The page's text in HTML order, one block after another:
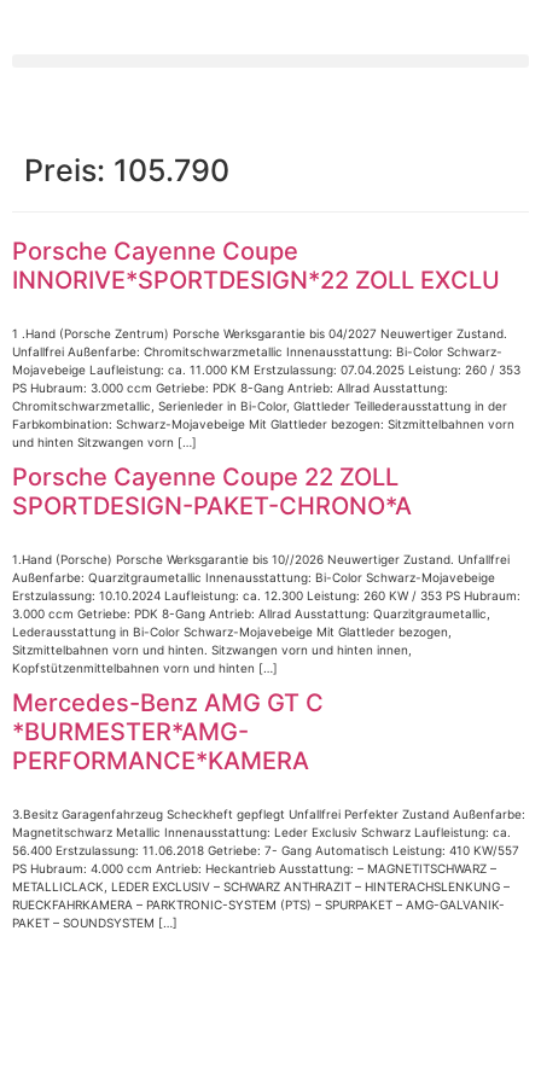
Preis: 105.790
Porsche Cayenne Coupe
INNORIVE*SPORTDESIGN*22 ZOLL EXCLU
1 .Hand (Porsche Zentrum) Porsche Werksgarantie bis 04/2027 Neuwertiger Zustand.
Unfallfrei Außenfarbe: Chromitschwarzmetallic Innenausstattung: Bi-Color Schwarz-
Mojavebeige Laufleistung: ca. 11.000 KM Erstzulassung: 07.04.2025 Leistung: 260 / 353
PS Hubraum: 3.000 ccm Getriebe: PDK 8-Gang Antrieb: Allrad Ausstattung:
Chromitschwarzmetallic, Serienleder in Bi-Color, Glattleder Teillederausstattung in der
Farbkombination: Schwarz-Mojavebeige Mit Glattleder bezogen: Sitzmittelbahnen vorn
und hinten Sitzwangen vorn […]
Porsche Cayenne Coupe 22 ZOLL
SPORTDESIGN-PAKET-CHRONO*A
1.Hand (Porsche) Porsche Werksgarantie bis 10//2026 Neuwertiger Zustand. Unfallfrei
Außenfarbe: Quarzitgraumetallic Innenausstattung: Bi-Color Schwarz-Mojavebeige
Erstzulassung: 10.10.2024 Laufleistung: ca. 12.300 Leistung: 260 KW / 353 PS Hubraum:
3.000 ccm Getriebe: PDK 8-Gang Antrieb: Allrad Ausstattung: Quarzitgraumetallic,
Lederausstattung in Bi-Color Schwarz-Mojavebeige Mit Glattleder bezogen,
Sitzmittelbahnen vorn und hinten. Sitzwangen vorn und hinten innen,
Kopfstützenmittelbahnen vorn und hinten […]
Mercedes-Benz AMG GT C
*BURMESTER*AMG-
PERFORMANCE*KAMERA
3.Besitz Garagenfahrzeug Scheckheft gepflegt Unfallfrei Perfekter Zustand Außenfarbe:
Magnetitschwarz Metallic Innenausstattung: Leder Exclusiv Schwarz Laufleistung: ca.
56.400 Erstzulassung: 11.06.2018 Getriebe: 7- Gang Automatisch Leistung: 410 KW/557
PS Hubraum: 4.000 ccm Antrieb: Heckantrieb Ausstattung: – MAGNETITSCHWARZ –
METALLICLACK, LEDER EXCLUSIV – SCHWARZ ANTHRAZIT – HINTERACHSLENKUNG –
RUECKFAHRKAMERA – PARKTRONIC-SYSTEM (PTS) – SPURPAKET – AMG-GALVANIK-
PAKET – SOUNDSYSTEM […]